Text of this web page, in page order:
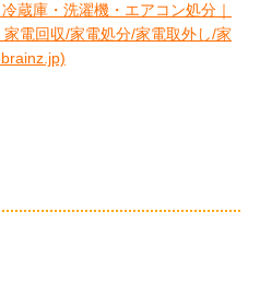
蔵庫・洗濯機・エアコン処分｜
電回収/家電処分/家電取外し/家